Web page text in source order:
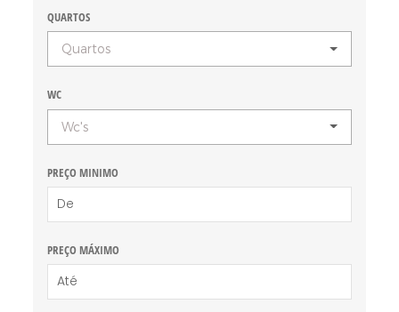
QUARTOS
Quartos
WC
Wc's
PREÇO MINIMO
PREÇO MÁXIMO